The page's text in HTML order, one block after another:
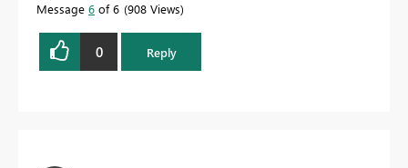
Message 6 of 6 908 Views
0 Reply